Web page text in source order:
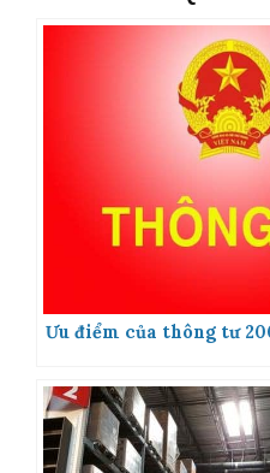
Ưu điểm của thông tư